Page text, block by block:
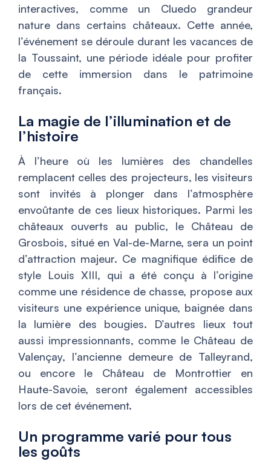
interactives, comme un Cluedo grandeur
nature dans certains châteaux. Cette année,
l’événement se déroule durant les vacances de
la Toussaint, une période idéale pour profiter
de cette immersion dans le patrimoine
français.
La magie de l’illumination et de
l’histoire
À l’heure où les lumières des chandelles
remplacent celles des projecteurs, les visiteurs
sont invités à plonger dans l’atmosphère
envoûtante de ces lieux historiques. Parmi les
châteaux ouverts au public, le Château de
Grosbois, situé en Val-de-Marne, sera un point
d’attraction majeur. Ce magnifique édifice de
style Louis XIII, qui a été conçu à l’origine
comme une résidence de chasse, propose aux
visiteurs une expérience unique, baignée dans
la lumière des bougies. D’autres lieux tout
aussi impressionnants, comme le Château de
Valençay, l’ancienne demeure de Talleyrand,
ou encore le Château de Montrottier en
Haute-Savoie, seront également accessibles
lors de cet événement.
Un programme varié pour tous
les goûts